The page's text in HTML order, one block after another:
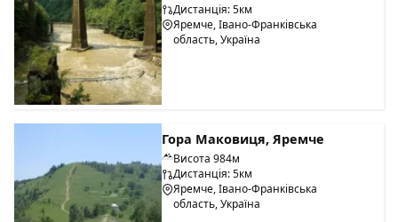
Дистанція: 5км
Яремче, Івано-Франківська
область, Україна
Гора Маковиця, Яремче
Висота 984м
Дистанція: 5км
Яремче, Івано-Франківська
область, Україна